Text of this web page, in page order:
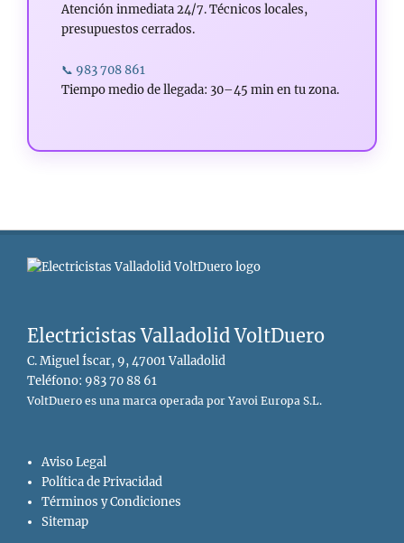
Atención inmediata 24/7. Técnicos locales,
presupuestos cerrados.
📞 983 708 861
Tiempo medio de llegada: 30–45 min en tu zona.
Electricistas Valladolid VoltDuero
C. Miguel Íscar, 9, 47001 Valladolid
Teléfono: 983 70 88 61
VoltDuero es una marca operada por Yavoi Europa S.L.
Aviso Legal
Política de Privacidad
Términos y Condiciones
Sitemap